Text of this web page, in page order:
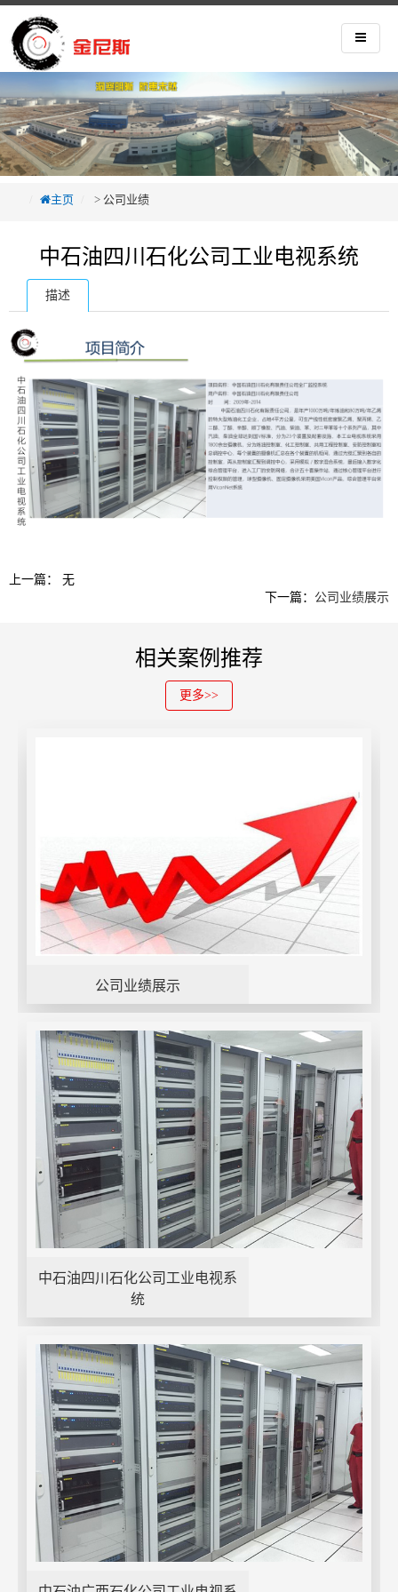
主页 > 公司业绩
中石油四川石化公司工业电视系统
描述
上一篇： 无
下一篇： 公司业绩展示
相关案例推荐
更多>>
公司业绩展示
中石油四川石化公司工业电视系
统